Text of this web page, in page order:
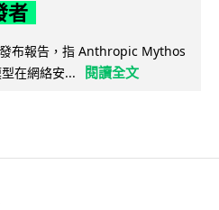
者
布報告，指 Anthropic Mythos
在網絡安...
閱讀全文